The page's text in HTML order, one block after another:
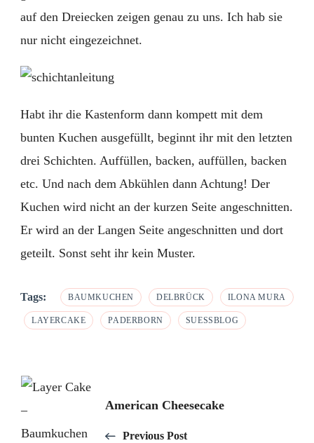
auf den Dreiecken zeigen genau zu uns. Ich hab sie
nur nicht eingezeichnet.
Habt ihr die Kastenform dann kompett mit dem
bunten Kuchen ausgefüllt, beginnt ihr mit den letzten
drei Schichten. Auffüllen, backen, auffüllen, backen
etc. Und nach dem Abkühlen dann Achtung! Der
Kuchen wird nicht an der kurzen Seite angeschnitten.
Er wird an der Langen Seite angeschnitten und dort
geteilt. Sonst seht ihr kein Muster.
Tags: BAUMKUCHEN DELBRÜCK ILONA MURA
LAYERCAKE PADERBORN SUESSBLOG
Post
Navigation
American Cheesecake
Previous Post